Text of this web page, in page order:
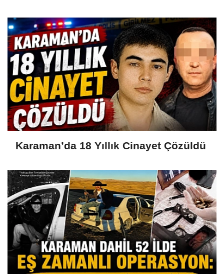
Karaman’da 18 Yıllık Cinayet Çözüldü